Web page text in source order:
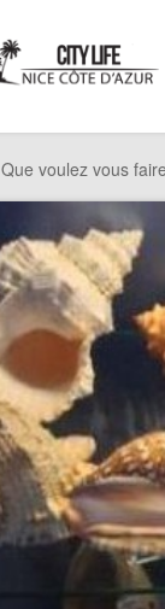
Que voulez vous